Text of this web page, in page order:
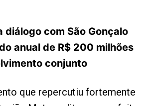
diálogo com São Gonçalo
anual de R$ 200 milhões
conjunto
que repercutiu fortemente